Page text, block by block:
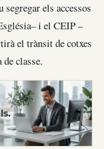
els accessos
i el CEIP –
el trànsit de cotxes
classe.